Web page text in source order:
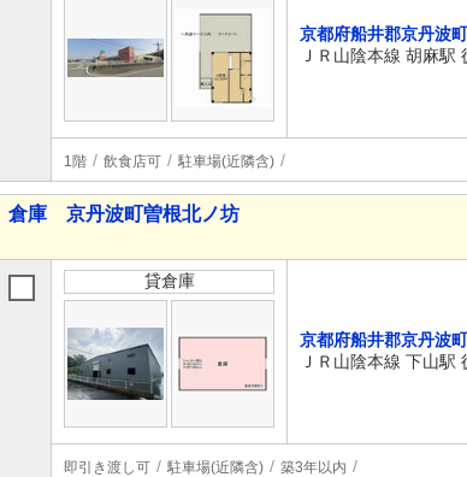
京都府船井郡京丹波
ＪＲ山陰本線 胡麻駅
1階 飲食店可 駐車場(近隣含)
倉庫 京丹波町曽根北ノ坊
貸倉庫
京都府船井郡京丹波
ＪＲ山陰本線 下山駅
即引き渡し可 駐車場(近隣含) 築3年以内